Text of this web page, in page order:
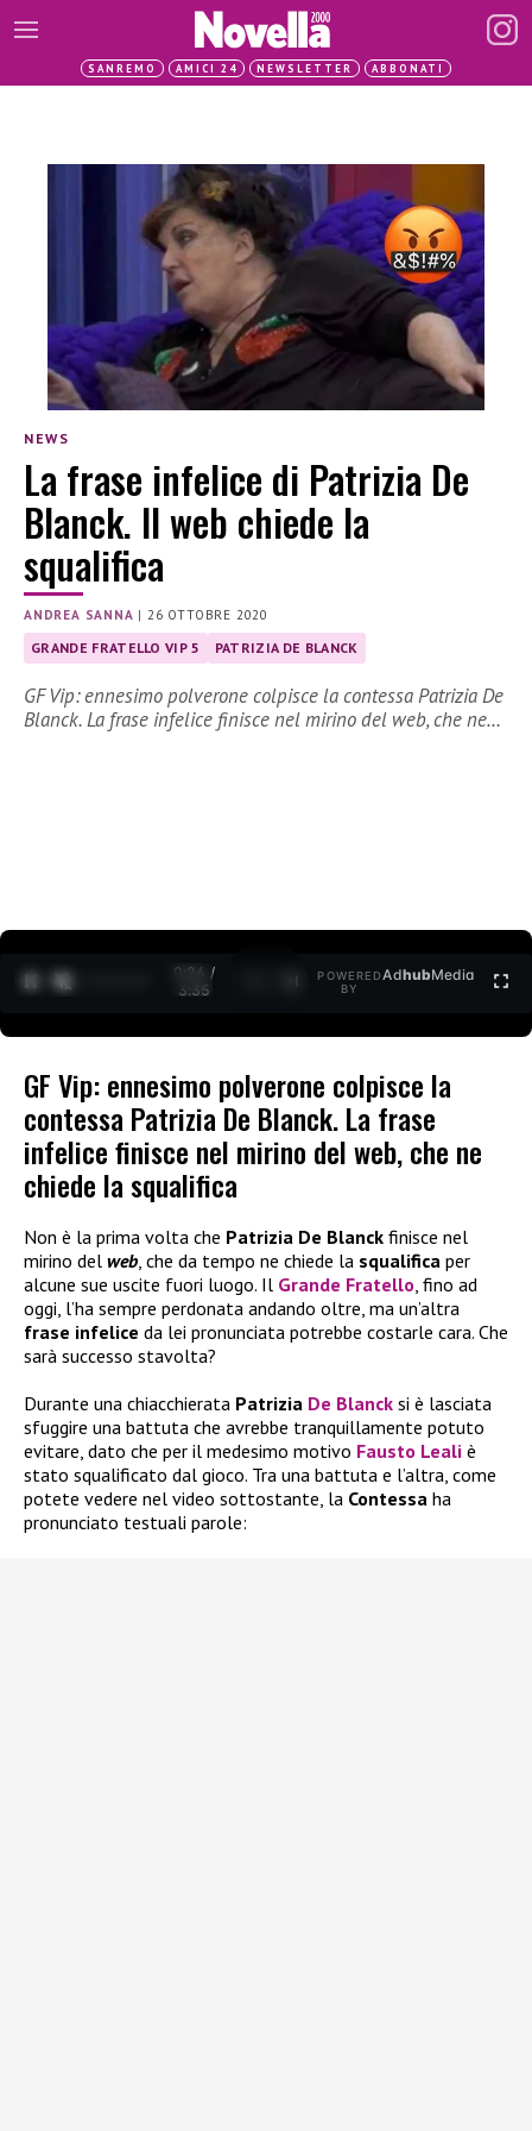
SANREMO AMICI 24 NEWSLETTER ABBONATI
NEWS
La frase infelice di Patrizia De
Blanck. Il web chiede la
squalifica
ANDREA SANNA |26 OTTOBRE 2020
GRANDE FRATELLO VIP 5 PATRIZIA DE BLANCK
GF Vip: ennesimo polverone colpisce la contessa Patrizia De
Blanck. La frase infelice finisce nel mirino del web, che ne…
0:27 /
3:35
POWERED
BY
AdhubMedia
GF Vip: ennesimo polverone colpisce la
contessa Patrizia De Blanck. La frase
infelice finisce nel mirino del web, che ne
chiede la squalifica
Non è la prima volta che Patrizia De Blanck finisce nel
mirino del web, che da tempo ne chiede la squalifica per
alcune sue uscite fuori luogo. Il Grande Fratello, fino ad
oggi, l’ha sempre perdonata andando oltre, ma un’altra
frase infelice da lei pronunciata potrebbe costarle cara. Che
sarà successo stavolta?
Durante una chiacchierata Patrizia De Blanck si è lasciata
sfuggire una battuta che avrebbe tranquillamente potuto
evitare, dato che per il medesimo motivo Fausto Leali è
stato squalificato dal gioco. Tra una battuta e l’altra, come
potete vedere nel video sottostante, la Contessa ha
pronunciato testuali parole: